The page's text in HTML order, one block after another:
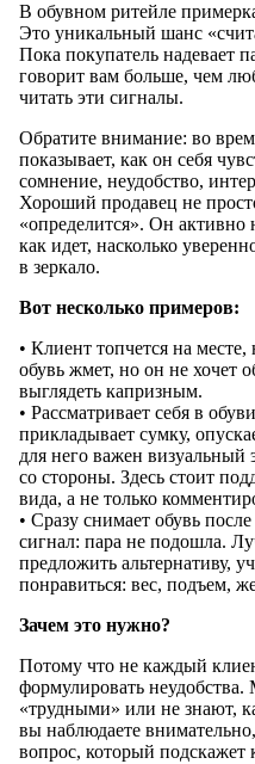
В обувном ритейле
Это уникальный шанс
Пока покупатель надевает
говорит вам больше, чем
читать эти сигналы.
Обратите внимание: во
показывает, как он себя
сомнение, неудобство,
Хороший продавец не
«определится». Он активно
как идет, насколько
в зеркало.
Вот несколько примеров:
• Клиент топчется на
обувь жмет, но он не хочет
выглядеть капризным.
• Рассматривает себя в
прикладывает сумку,
для него важен
со стороны. Здесь стоит
вида, а не только
• Сразу снимает обувь
сигнал: пара не подошла.
предложить альтернативу,
понравиться: вес, подъем,
Зачем это нужно?
Потому что не каждый
формулировать неудобства.
«трудными» или не знают,
вы наблюдаете
вопрос, который подскажет